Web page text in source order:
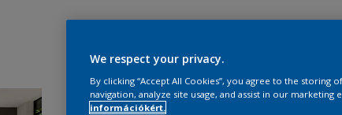
We respect your privacy.
By clicking “Accept All Cookies”, you agree to the storing
navigation, analyze site usage, and assist in our marketing
információkért.